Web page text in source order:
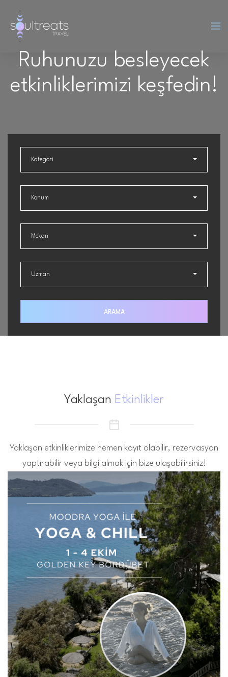
Ruhunuzu besleyecek
etkinliklerimizi keşfedin!
Kategori
Konum
Mekan
Uzman
ARAMA
Yaklaşan Etkinlikler
Yaklaşan etkinliklerimize hemen kayıt olabilir, rezervasyon
yaptırabilir veya bilgi almak için bize ulaşabilirsiniz!